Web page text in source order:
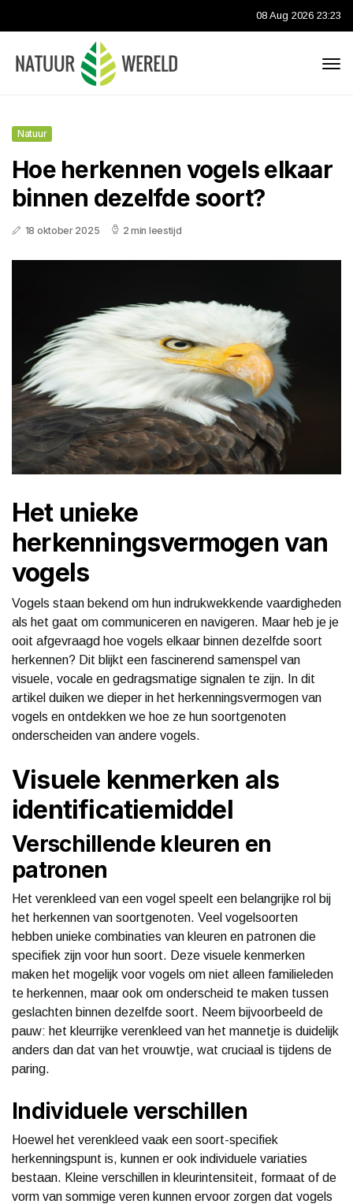
08 Aug 2026 23:23
Natuur
Hoe herkennen vogels elkaar
binnen dezelfde soort?
18 oktober 2025 2 min leestijd
Het unieke
herkenningsvermogen van
vogels
Vogels staan bekend om hun indrukwekkende vaardigheden
als het gaat om communiceren en navigeren. Maar heb je je
ooit afgevraagd hoe vogels elkaar binnen dezelfde soort
herkennen? Dit blijkt een fascinerend samenspel van
visuele, vocale en gedragsmatige signalen te zijn. In dit
artikel duiken we dieper in het herkenningsvermogen van
vogels en ontdekken we hoe ze hun soortgenoten
onderscheiden van andere vogels.
Visuele kenmerken als
identificatiemiddel
Verschillende kleuren en
patronen
Het verenkleed van een vogel speelt een belangrijke rol bij
het herkennen van soortgenoten. Veel vogelsoorten
hebben unieke combinaties van kleuren en patronen die
specifiek zijn voor hun soort. Deze visuele kenmerken
maken het mogelijk voor vogels om niet alleen familieleden
te herkennen, maar ook om onderscheid te maken tussen
geslachten binnen dezelfde soort. Neem bijvoorbeeld de
pauw: het kleurrijke verenkleed van het mannetje is duidelijk
anders dan dat van het vrouwtje, wat cruciaal is tijdens de
paring.
Individuele verschillen
Hoewel het verenkleed vaak een soort-specifiek
herkenningspunt is, kunnen er ook individuele variaties
bestaan. Kleine verschillen in kleurintensiteit, formaat of de
vorm van sommige veren kunnen ervoor zorgen dat vogels